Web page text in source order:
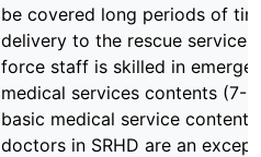
be covered long periods of
delivery to the rescue
force staff is skilled in
medical services contents (7-
basic medical service
doctors in SRHD are an